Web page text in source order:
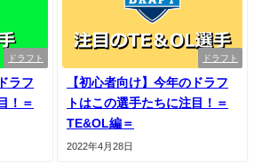
ドラフト
ラフ
！＝
ドラフト
【初心者向け】今年のドラフ
トはこの選手たちに注目！＝
TE&OL編＝
2022年4月28日